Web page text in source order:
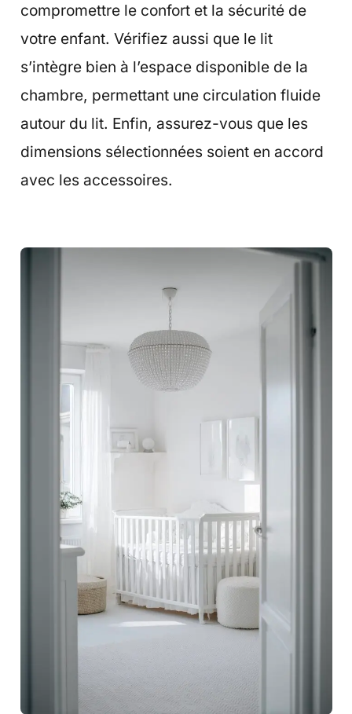
compromettre le confort et la sécurité de
votre enfant. Vérifiez aussi que le lit
s’intègre bien à l’espace disponible de la
chambre, permettant une circulation fluide
autour du lit. Enfin, assurez-vous que les
dimensions sélectionnées soient en accord
avec les accessoires.